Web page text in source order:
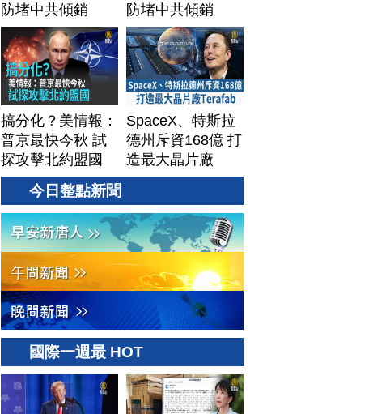
防堵中共傾銷
防堵中共傾銷
搞分化？美情報：
普京最快今秋 試
探攻擊北約盟國
SpaceX、特斯拉
德州斥資168億 打
造最大晶片廠
Terafab
今日整點新聞
國際一週最 HOT